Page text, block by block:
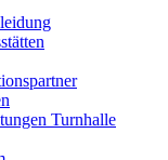
Turnhalle